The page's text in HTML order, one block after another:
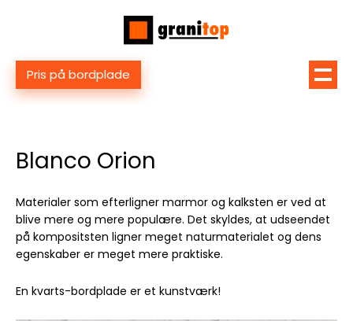
Pris på bordplade
Blanco Orion
Materialer som efterligner marmor og kalksten er ved at
blive mere og mere populære. Det skyldes, at udseendet
på kompositsten ligner meget naturmaterialet og dens
egenskaber er meget mere praktiske.
En kvarts-bordplade er et kunstværk!